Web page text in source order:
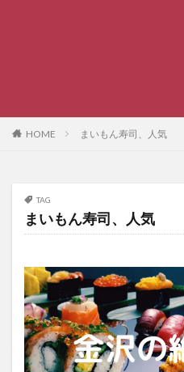
HOME まいもん寿司、人気
TAG
まいもん寿司、人気